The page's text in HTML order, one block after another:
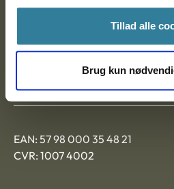
Tillad alle
Brug kun
Ankestyrelsen Aalborg
Ankestyrelsen København
EAN: 57 98 000 35 48 21
CVR: 1007 4002